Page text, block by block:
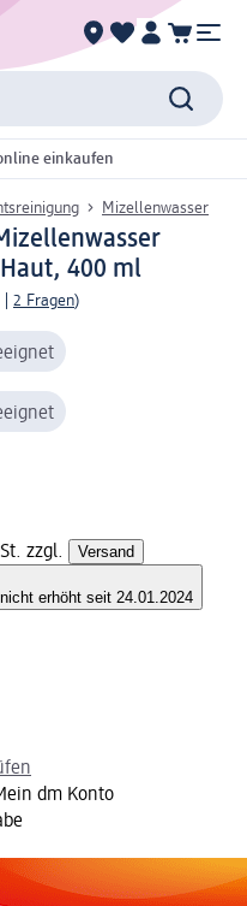
online einkaufen
Mizellenwasser
400 ml
2 Fragen)
zzgl. Versand
nicht erhöht seit 24.01.2024
dm Konto